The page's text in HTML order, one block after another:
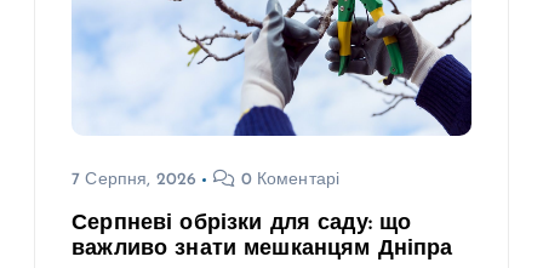
7 Серпня, 2026 0 Коментарі
Серпневі обрізки для саду: що
важливо знати мешканцям Дніпра